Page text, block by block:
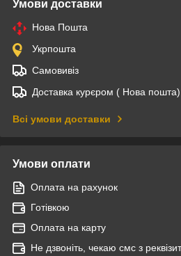
Умови доставки
Нова Пошта
Укрпошта
Самовивіз
Доставка курєром ( Нова пошта)
Всі умови доставки
Умови оплати
Оплата на рахунок
Готівкою
Оплата на карту
Не дзвоніть, чекаю смс з